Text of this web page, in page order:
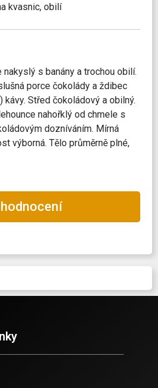
kvasnic, obilí
nakyslý s banány a trochou obilí.
porce čokolády a ždibec
Střed čokoládový a obilný.
nahořklý od chmele s
dozníváním. Mírná
výborná. Tělo průměrně plné,